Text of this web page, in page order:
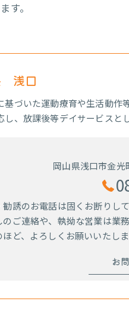
す。
浅口
基づいた運動療育や生活動作
し、放課後等デイサービスと
岡山県浅口市金光
誘のお電話は固くお断りして
のご連絡や、執拗な営業は業
ほど、よろしくお願いいたしま
お